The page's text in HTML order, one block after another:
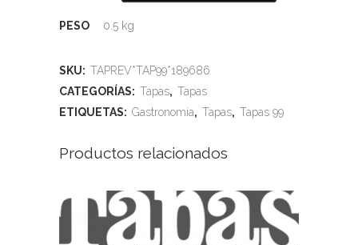
PESO 0.5 kg
SKU: TAPREV*TAP99*189686
CATEGORÍAS: Tapas, Tapas
ETIQUETAS: Gastronomía, Tapas, Tapas 99
Productos relacionados